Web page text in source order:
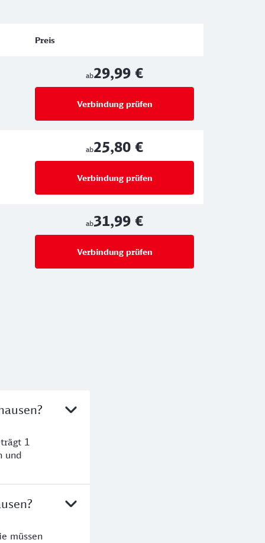
Preis
ab29,99 €
Verbindung prüfen
ab25,80 €
Verbindung prüfen
ab31,99 €
Verbindung prüfen
1
und
müssen